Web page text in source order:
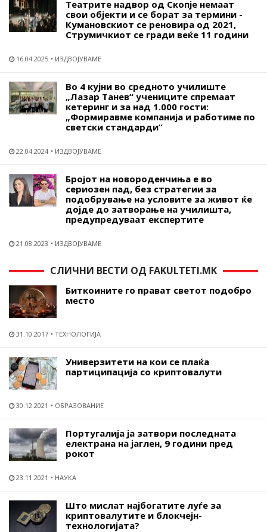
Театрите надвор од Скопје немаат
свои објекти и се борат за термини -
Кумановскиот се реновира од 2021,
Струмичкиот се гради веќе 11 години
16.04.2025 ИЗДВОЈУВАМЕ
Во 4 кујни во средното училиште
„Лазар Танев“ учениците спремаат
кетеринг и за над 1.000 гости:
„Формиравме компанија и работиме по
светски стандарди“
22.04.2024 ИЗДВОЈУВАМЕ
Бројот на новороденчиња е во
сериозен пад, без стратегии за
подобрување на условите за живот ќе
дојде до затворање на училишта,
предупредуваат експертите
21.08.2023 ИЗДВОЈУВАМЕ
СЛИЧНИ ВЕСТИ ОД FAKULTETI.MK
Биткоините го прават светот подобро
место
31.10.2017 ТЕХНОЛОГИЈА
Универзитети на кои се плаќа
партиципација со криптовалути
30.12.2021 ОБРАЗОВАНИЕ
Португалија ја затвори последната
електрана на јаглен, 9 години пред
рокот
23.11.2021 НАУКА
Што мислат најбогатите луѓе за
криптовалутите и блокчејн-
технологијата?